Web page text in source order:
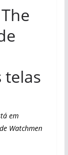
telas
em
Watchmen